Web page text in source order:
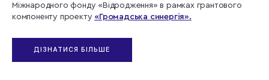
Міжнародного фонду «Відродження» в рамках грантового
компоненту проекту «Громадська синергія».
ДІЗНАТИСЯ БІЛЬШЕ